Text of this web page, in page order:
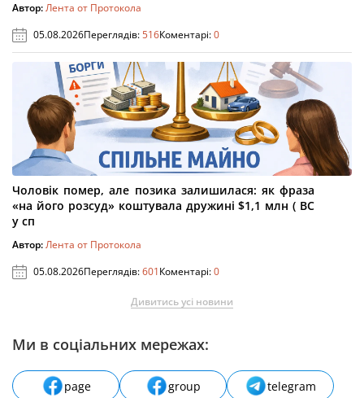
Автор:Лента от Протокола
05.08.2026Переглядів:516Коментарі:0
Чоловік помер, але позика залишилася: як фраза
«на його розсуд» коштувала дружині $1,1 млн ( ВС
у сп
Автор:Лента от Протокола
05.08.2026Переглядів:601Коментарі:0
Дивитись усі новини
Ми в соціальних мережах:
page group
telegram